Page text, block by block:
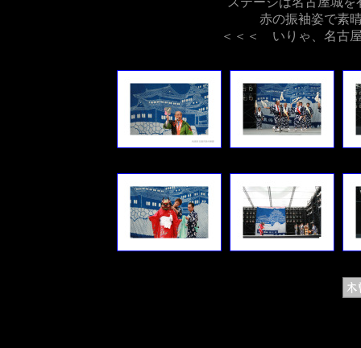
赤の振袖姿で素
＜＜＜ いりゃ、名古